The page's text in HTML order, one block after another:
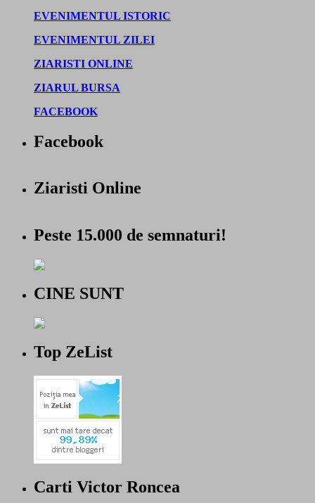
EVENIMENTUL ISTORIC
EVENIMENTUL ZILEI
ZIARISTI ONLINE
ZIARUL BURSA
FACEBOOK
Facebook
Ziaristi Online
Peste 15.000 de semnaturi!
CINE SUNT
Top ZeList
Carti Victor Roncea